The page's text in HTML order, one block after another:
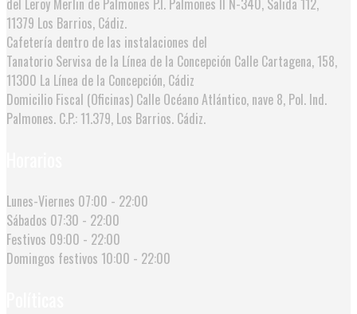
11379 Los Barrios, Cádiz.
Cafetería dentro de las instalaciones del
Tanatorio Servisa de la Línea de la Concepción Calle Cartagena, 158,
11300 La Línea de la Concepción, Cádiz
Domicilio Fiscal (Oficinas) Calle Océano Atlántico, nave 8, Pol. Ind.
Palmones. C.P.: 11.379, Los Barrios. Cádiz.
Lunes-Viernes 07:00 - 22:00
Sábados 07:30 - 22:00
Festivos 09:00 - 22:00
Domingos festivos 10:00 - 22:00